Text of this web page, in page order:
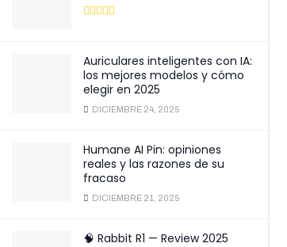
Auriculares inteligentes con IA:
los mejores modelos y cómo
elegir en 2025
DICIEMBRE 24, 2025
Humane AI Pin: opiniones
reales y las razones de su
fracaso
DICIEMBRE 21, 2025
🧠 Rabbit R1 — Review 2025